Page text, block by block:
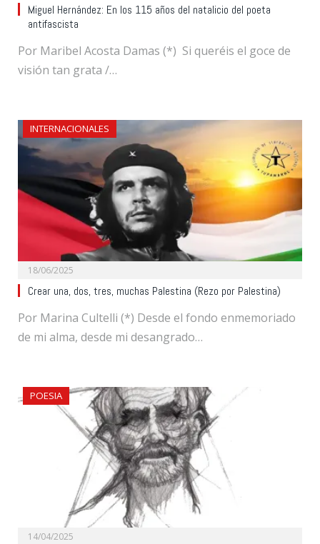
Miguel Hernández: En los 115 años del natalicio del poeta
antifascista
Por Maribel Acosta Damas (*) Si queréis el goce de
visión tan grata /…
INTERNACIONALES
18/06/2025
Crear una, dos, tres, muchas Palestina (Rezo por Palestina)
Por Marina Cultelli (*) Desde el fondo enmemoriado
de mi alma, desde mi desangrado…
POESIA
14/04/2025